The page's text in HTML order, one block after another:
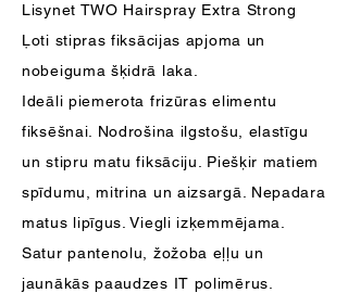
Lisynet TWO Hairspray Extra Strong
Ļoti stipras fiksācijas apjoma un
nobeiguma šķidrā laka.
Ideāli piemerota frizūras elimentu
fiksēšnai. Nodrošina ilgstošu, elastīgu
un stipru matu fiksāciju. Piešķir matiem
spīdumu, mitrina un aizsargā. Nepadara
matus lipīgus. Viegli izķemmējama.
Satur pantenolu, žožoba eļļu un
jaunākās paaudzes IT polimērus.